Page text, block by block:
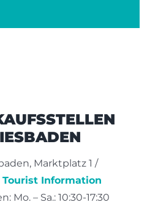
Marktplatz 1 /
Information
Mo. – Sa.: 10:30-17:30